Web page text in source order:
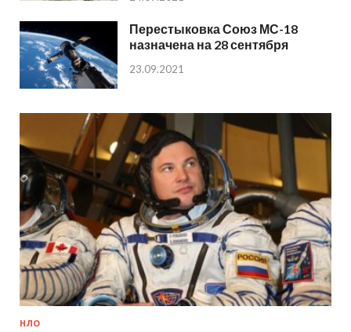
Перестыковка Союз МС-18
назначена на 28 сентября
23.09.2021
НЛО